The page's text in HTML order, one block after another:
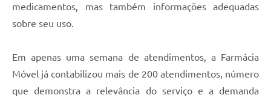
medicamentos, mas também informações adequadas
sobre seu uso.
Em apenas uma semana de atendimentos, a Farmácia
Móvel já contabilizou mais de 200 atendimentos, número
que demonstra a relevância do serviço e a demanda